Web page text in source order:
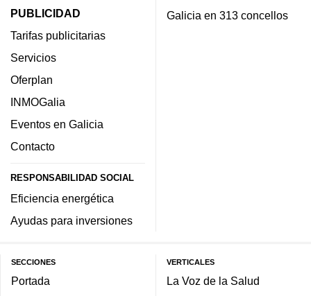
PUBLICIDAD
Tarifas publicitarias
Servicios
Oferplan
INMOGalia
Eventos en Galicia
Contacto
RESPONSABILIDAD SOCIAL
Eficiencia energética
Ayudas para inversiones
Galicia en 313 concellos
SECCIONES
Portada
VERTICALES
La Voz de la Salud